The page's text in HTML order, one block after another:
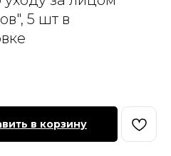
5 шт в
в корзину